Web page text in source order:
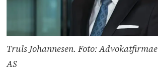
Truls Johannesen. Foto:
AS